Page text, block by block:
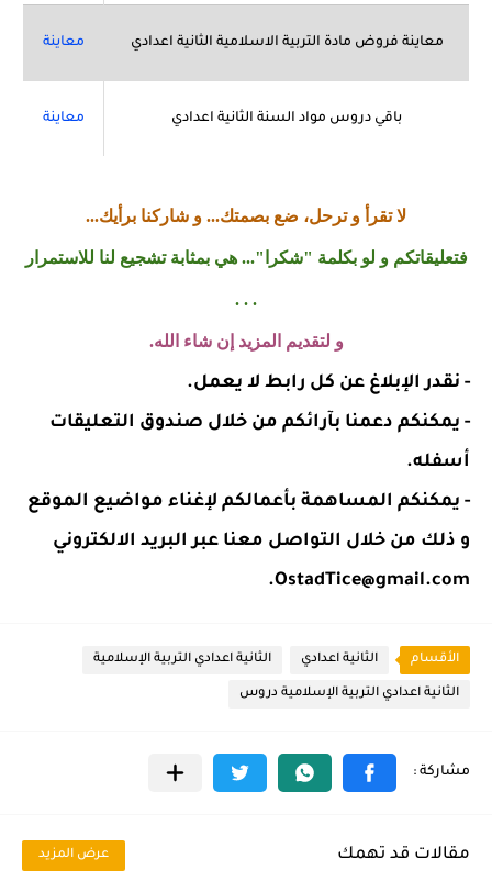
معاينة فروض مادة التربية الاسلامية الثانية اعدادي معاينة
باقي دروس مواد السنة الثانية اعدادي معاينة
لا تقرأ و ترحل، ضع بصمتك... و شاركنا برأيك...
فتعليقاتكم و لو بكلمة "شكرا"... هي بمثابة تشجيع لنا للاستمرار
. . .
و لتقديم المزيد إن شاء الله.
- نقدر الإبلاغ عن كل رابط لا يعمل.
- يمكنكم دعمنا بآرائكم من خلال صندوق التعليقات
أسفله.
- يمكنكم المساهمة بأعمالكم لإغناء مواضيع الموقع
و ذلك من خلال التواصل معنا عبر البريد الالكتروني
OstadTice@gmail.com.
الأقسام الثانية اعدادي الثانية اعدادي التربية الإسلامية
الثانية اعدادي التربية الإسلامية دروس
مقالات قد تهمك عرض المزيد